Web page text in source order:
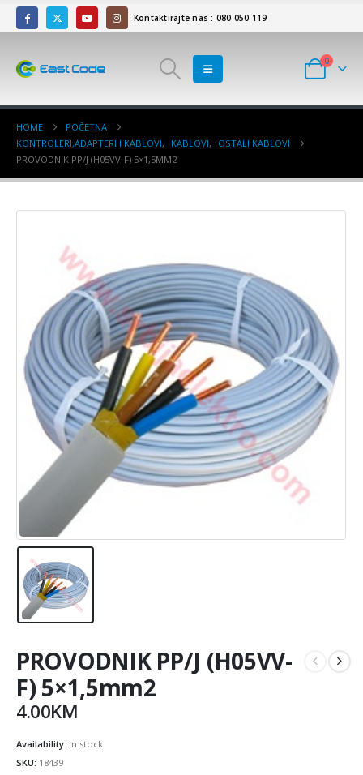
Kontaktirajte nas : 080 050 119
0
HOME
POČETNA
KONTROLERI,ADAPTERI I KABLOVI, KABLOVI,
OSTALI KABLOVI
PROVODNIK PP/J (H05VV-F) 5×1,5MM2
PROVODNIK PP/J (H05VV-
F) 5×1,5mm2
4.00KM
Availability: In stock
SKU: 18439